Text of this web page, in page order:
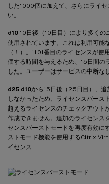
した1000個に加えて、さらにライ
い。
d10 10日後（10日目）により多く
使用されています。これは利用可能
（！）。1101番目のライセンスが
価する時間を与えるため、15日間の
した。ユーザーはサービスの中断な
d25 d10から15日後（25日目）、
しなかったため、ライセンスバース
超えるライセンスのチェックアウト
作成できません。追加のライセンス
センスバーストモードを再度有効に
ストモード機能を使用するCitrix
イセンス